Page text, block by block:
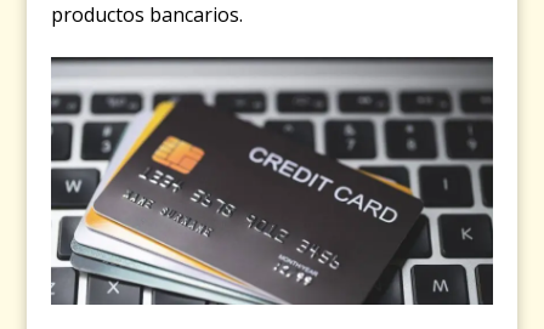
productos bancarios.